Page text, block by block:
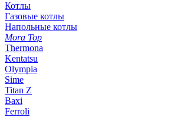
Котлы
Газовые котлы
Напольные котлы
Mora Top
Thermona
Kentatsu
Olympia
Sime
Titan Z
Baxi
Ferroli